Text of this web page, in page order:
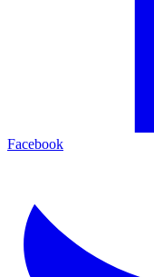
Facebook